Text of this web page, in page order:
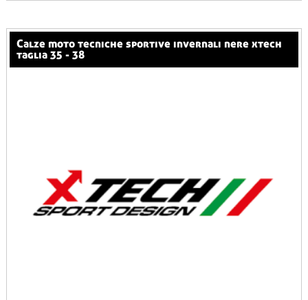
calze moto tecniche sportive invernali nere xtech
taglia 35 - 38